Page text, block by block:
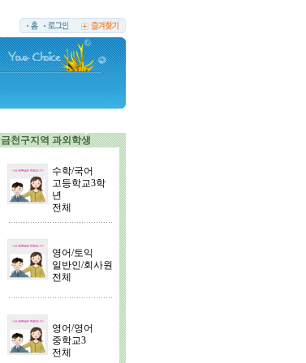
금천구지역 과외학생
수학/국어
고등학교3학
년
전체
영어/토익
일반인/회사원
전체
영어/영어
중학교3
전체